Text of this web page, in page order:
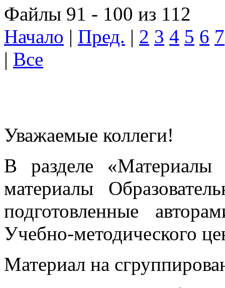
Файлы 91 - 100 из 112
Начало | Пред. | 2 3 4 5 6 7
| Все
Уважаемые коллеги!
В разделе «Материалы
материалы
подготовленные
Учебно-методического
Материал на